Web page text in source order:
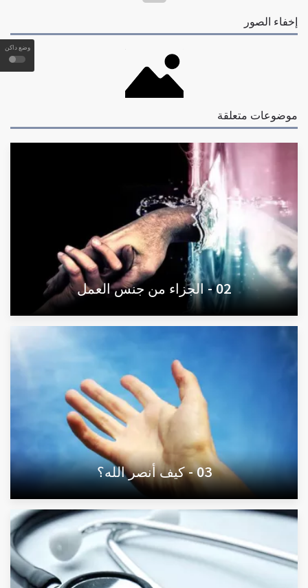
وضع داكن
إخفاء الصور
موضوعات متعلقة
02 - الجزاء من جنس العمل
03 - كيف أنصر الله؟